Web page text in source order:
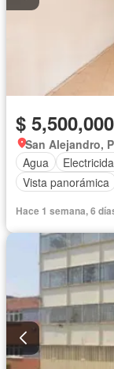
$
San Alejandro,
Agua
Vista panorámica
Hace 1 semana, 6